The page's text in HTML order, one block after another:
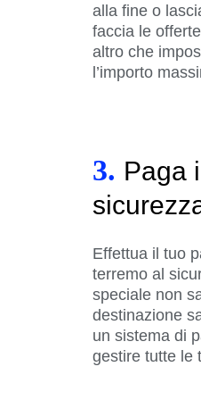
alla fine o
faccia le
altro che
l’importo
3. Paga
Effettua il tuo
terremo al
speciale non
destinazione
un sistema di
gestire tutte le